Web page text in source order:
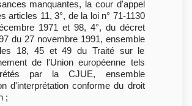
manquantes, la cour d'appel
articles 11, 3°, de la loi n° 71-1130
1971 et 98, 4°, du décret
du 27 novembre 1991, ensemble
18, 45 et 49 du Traité sur le
de l'Union européenne tels
par la CJUE, ensemble
d'interprétation conforme du droit
;